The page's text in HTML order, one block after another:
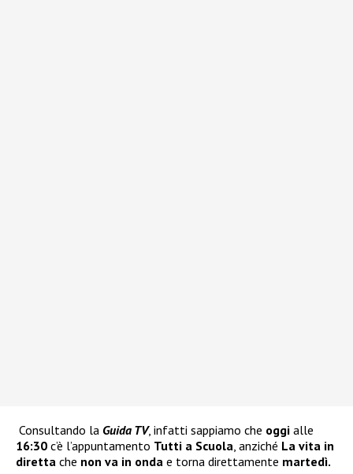
Consultando la Guida TV, infatti sappiamo che oggi alle
16:30 c’è l’appuntamento Tutti a Scuola, anziché La vita in
diretta che non va in onda e torna direttamente martedì.